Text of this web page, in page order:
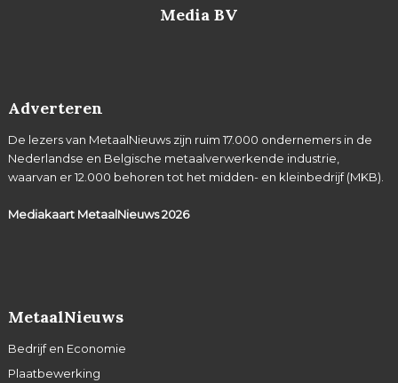
Media BV
Adverteren
De lezers van MetaalNieuws zijn ruim 17.000 ondernemers in de
Nederlandse en Belgische metaalverwerkende industrie,
waarvan er 12.000 behoren tot het midden- en kleinbedrijf (MKB).
Mediakaart MetaalNieuws2026
MetaalNieuws
Bedrijf en Economie
Plaatbewerking